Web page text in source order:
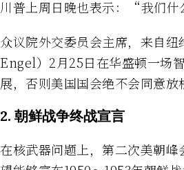
川普上周日晚也表示：“我们什
众议院外交委员会主席，来自
Engel）2月25日在华盛顿一场
展，否则美国国会绝不会同意放
2. 朝鲜战争终战宣言
在核武器问题上，第二次美朝